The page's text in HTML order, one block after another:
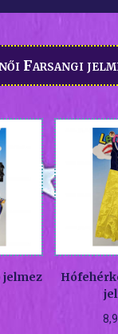
Farsangi
jelmez